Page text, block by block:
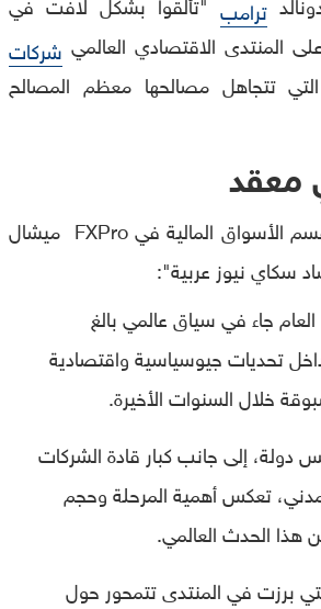
ترامب
المنتدى الاقتصادي العالمي شركات
تتجاهل مصالحها معظم المصالح
معقد
بدوره، يقول رئيس قسم الأسواق المالية في FXPro ميشال
سكاي نيوز عربية":
جاء في سياق عالمي بالغ
تحديات جيوسياسية واقتصادية
خلال السنوات الأخيرة.
نحو 65 رئيس دولة، إلى جانب كبار قادة الشركات
تعكس أهمية المرحلة وحجم
هذا الحدث العالمي.
برزت في المنتدى تتمحور حول